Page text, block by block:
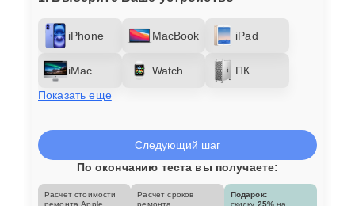
iPhone MacBook iPad
iMac Watch
ПК
Показать еще
Следующий шаг
По окончанию теста вы получаете:
Расчет стоимости
ремонта Apple
Расчет сроков
ремонта
Подарок:
скидку 25% на